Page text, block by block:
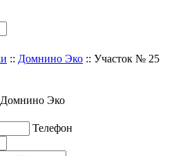
:: Домнино Эко :: Участок № 25
Домнино Эко
Телефон